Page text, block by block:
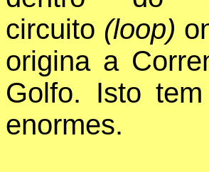
circuito (loop)
origina a
Golfo. Isto
enormes.